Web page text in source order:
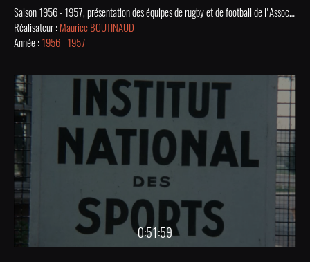
Saison 1956 - 1957, présentation des équipes de rugby et de football de l'Association Sportive de Saint-Junien, suivie d'un match de rugby. Film issu de la collection numérisée des Archives Municipales de St-Junien.
Réalisateur : Maurice BOUTINAUD
Année : 1956 - 1957
0:51:59